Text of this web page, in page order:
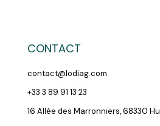
CONTACT
contact@lodiag.com
+33 3 89 91 13 23
16 Allée des Marronniers, 68330